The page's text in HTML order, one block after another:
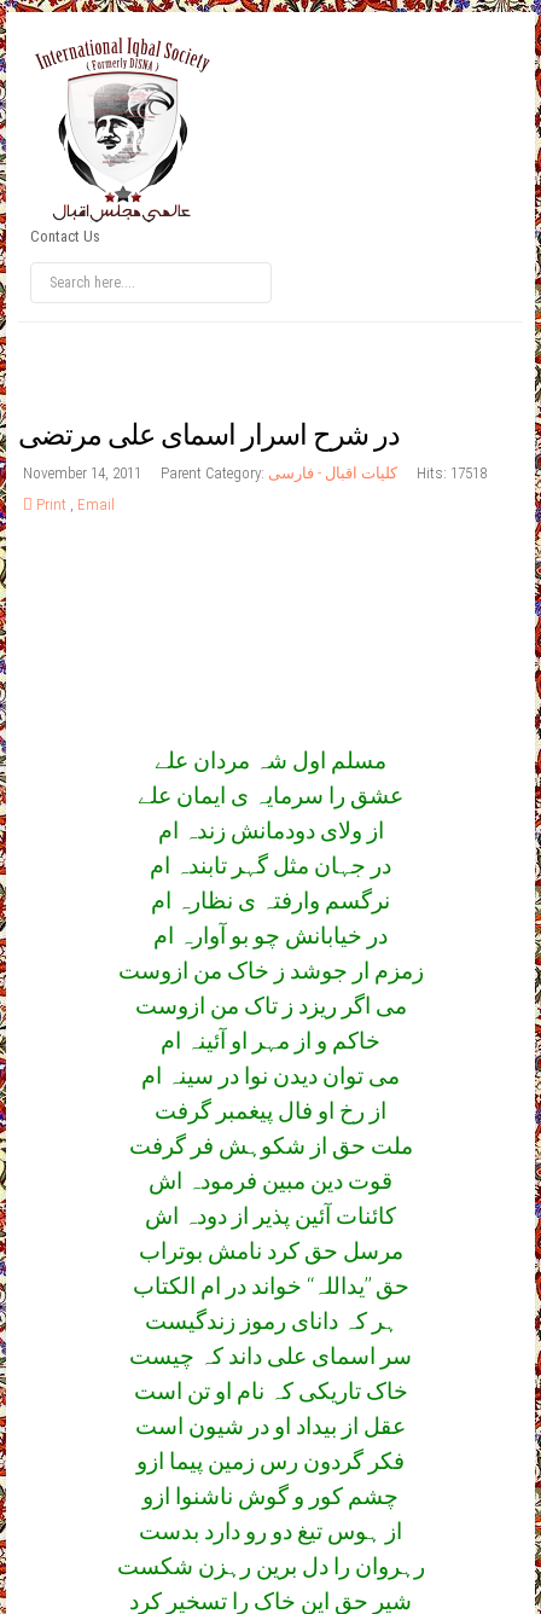
Contact Us
در شرح اسرار اسمای علی مرتضی
November 14, 2011 Parent Category: کلیات اقبال - فارسی
Hits: 17518
Print , Email
مسلم اول شہ مردان علے
عشق را سرمایہ ی ایمان علے
از ولای دودمانش زندہ ام
در جہان مثل گہر تابندہ ام
نرگسم وارفتہ ی نظارہ ام
در خیابانش چو بو آوارہ ام
زمزم ار جوشد ز خاک من ازوست
می اگر ریزد ز تاک من ازوست
خاکم و از مہر او آئینہ ام
می توان دیدن نوا در سینہ ام
از رخ او فال پیغمبر گرفت
ملت حق از شکوہش فر گرفت
قوت دین مبین فرمودہ اش
کائنات آئین پذیر از دودہ اش
مرسل حق کرد نامش بوتراب
حق ’’یداللہ‘‘ خواند در ام الکتاب
ہر کہ دانای رموز زندگیست
سر اسمای علی داند کہ چیست
خاک تاریکی کہ نام او تن است
عقل از بیداد او در شیون است
فکر گردون رس زمین پیما ازو
چشم کور و گوش ناشنوا ازو
از ہوس تیغ دو رو دارد بدست
رہروان را دل برین رہزن شکست
شیر حق این خاک را تسخیر کرد